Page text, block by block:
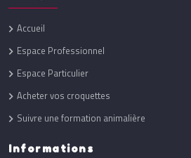
Accueil
Espace Professionnel
Espace Particulier
Acheter vos croquettes
Suivre une formation animalière
Informations